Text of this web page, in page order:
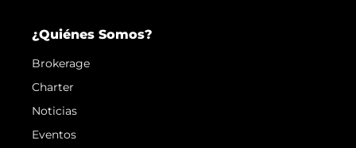
¿Quiénes Somos?
Brokerage
Charter
Noticias
Eventos